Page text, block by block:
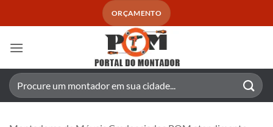
ORÇAMENTO
Pesquisar
por: